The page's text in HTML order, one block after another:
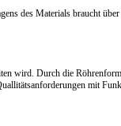
des Materials braucht
wird. Durch die
mit